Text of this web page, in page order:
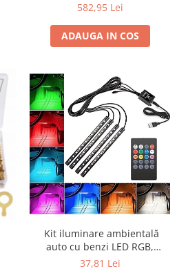
59dB
582,95 Lei
ADAUGA IN COS
​​​​​​​ Kit iluminare ambientală
auto cu benzi LED RGB,
interior mașină, 4 benzi, 48
37,81 Lei